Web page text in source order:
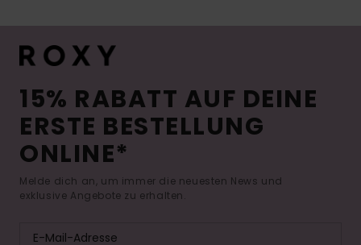
15% RABATT AUF DEINE
ERSTE BESTELLUNG
ONLINE*
Melde dich an, um immer die neuesten News und
exklusive Angebote zu erhalten.